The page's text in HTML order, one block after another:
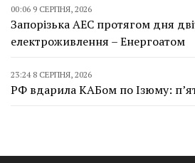
00:06 9 СЕРПНЯ, 2026
Запорізька АЕС протягом дня
електроживлення – Енергоатом
23:24 8 СЕРПНЯ, 2026
РФ вдарила КАБом по Ізюму: